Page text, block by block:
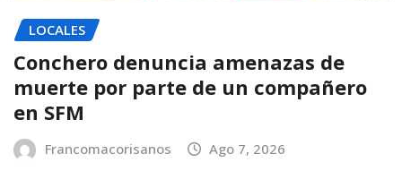
LOCALES
Conchero denuncia amenazas de
muerte por parte de un compañero
en SFM
Francomacorisanos Ago 7, 2026